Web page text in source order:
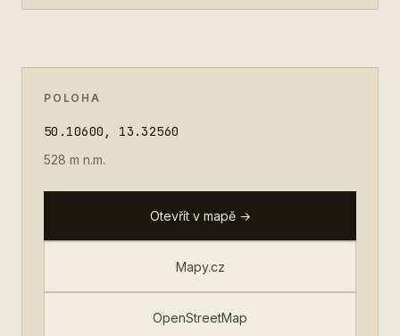
POLOHA
50.10600, 13.32560
528 m n.m.
Otevřít v mapě →
Mapy.cz
OpenStreetMap